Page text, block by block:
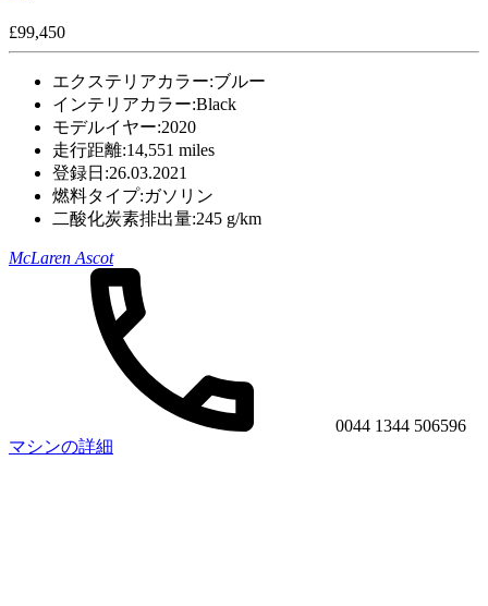
£99,450
エクステリアカラー:ブルー
インテリアカラー:Black
モデルイヤー:2020
走行距離:14,551 miles
登録日:26.03.2021
燃料タイプ:ガソリン
二酸化炭素排出量:245 g/km
McLaren Ascot
0044 1344 506596
マシンの詳細